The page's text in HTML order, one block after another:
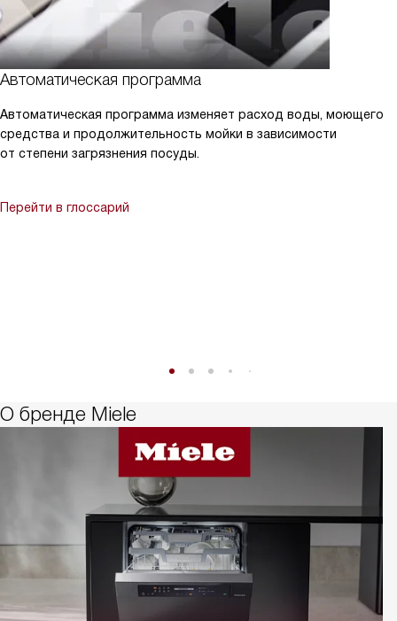
Автоматическая программа
Автоматическая программа изменяет расход воды, моющего
средства и продолжительность мойки в зависимости
от степени загрязнения посуды.
Перейти в глоссарий
О бренде Miele